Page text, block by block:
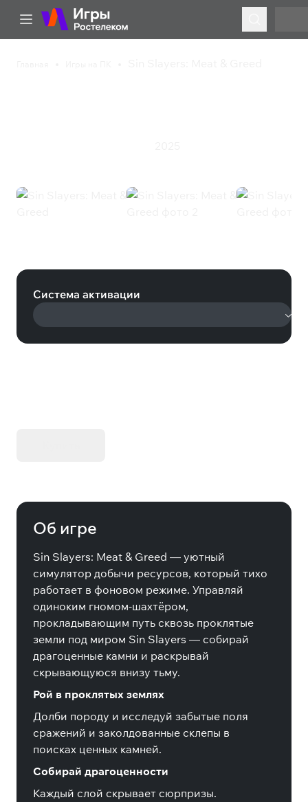
Система активации
Об игре
Sin Slayers: Meat & Greed — уютный
симулятор добычи ресурсов, который тихо
работает в фоновом режиме. Управляй
одиноким гномом-шахтёром,
прокладывающим путь сквозь проклятые
земли под миром Sin Slayers — собирай
драгоценные камни и раскрывай
скрывающуюся внизу тьму.
Рой в проклятых землях
Долби породу и исследуй забытые поля
сражений и заколдованные склепы в
поисках ценных камней.
Собирай драгоценности
Каждый слой скрывает сюрпризы.